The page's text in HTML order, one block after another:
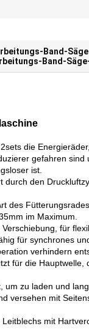
Band-
Band-
die
gefahren
ist.
den
des
im Maximum.
für
für synchrones
verhindern
für die
zu laden und
versehen mit
mit